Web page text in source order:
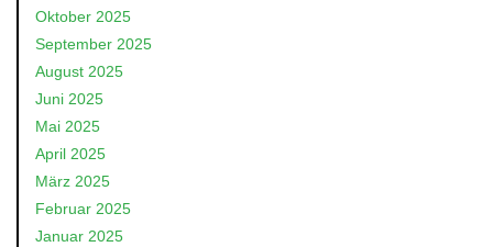
Oktober 2025
September 2025
August 2025
Juni 2025
Mai 2025
April 2025
März 2025
Februar 2025
Januar 2025